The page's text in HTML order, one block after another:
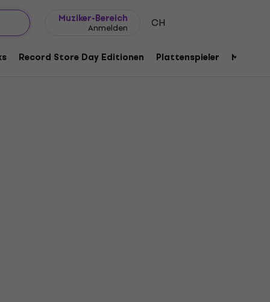
Muziker-Bereich
Anmelden CH
Record Store Day Editionen Plattenspieler Musik